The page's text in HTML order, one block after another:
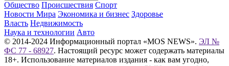
Общество Происшествия Спорт
Новости Мира Экономика и бизнес Здоровье
Власть Недвижимость
Наука и технологии Авто
© 2014-2024 Информационный портал «MOS NEWS». ЭЛ №
ФС 77 - 68927. Настоящий ресурс может содержать материалы
18+. Использование материалов издания - как вам угодно,